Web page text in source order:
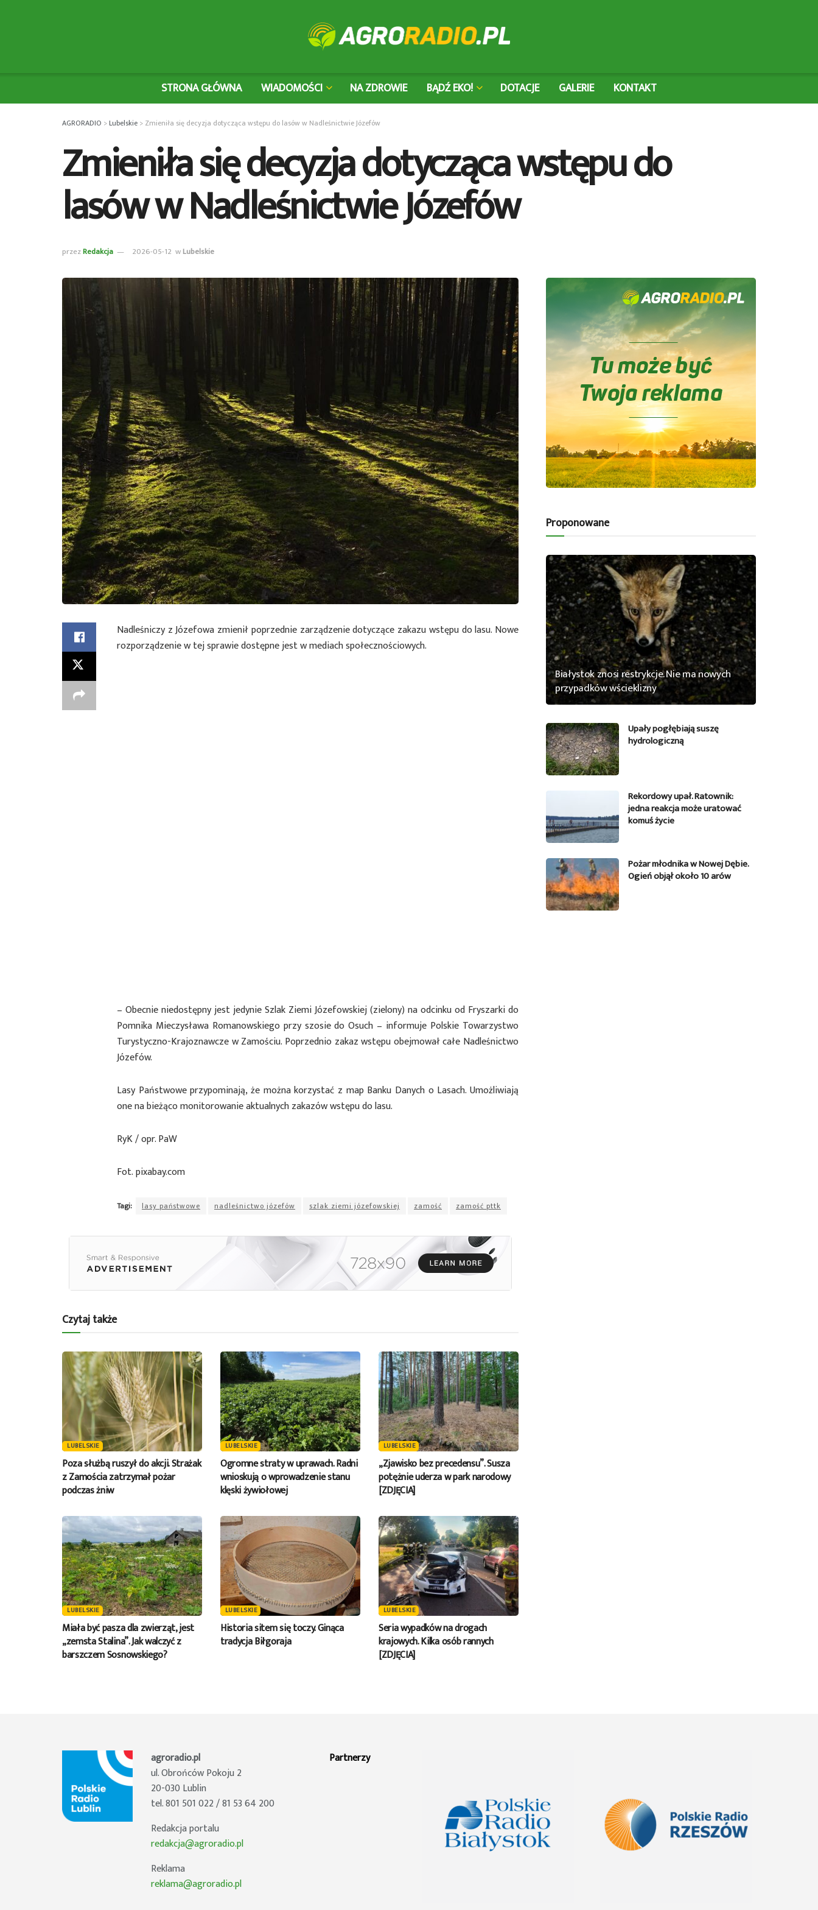
STRONA GŁÓWNA WIADOMOŚCI NA ZDROWIE BĄDŹ EKO! DOTACJE GALERIE KONTAKT
AGRORADIO >Lubelskie > Zmieniła się decyzja dotycząca wstępu do lasów w Nadleśnictwie Józefów
Zmieniła się decyzja dotycząca wstępu do
lasów w Nadleśnictwie Józefów
przezRedakcja 2026-05-12 wLubelskie
Nadleśniczy z Józefowa zmienił poprzednie zarządzenie dotyczące zakazu wstępu do lasu. Nowe
rozporządzenie w tej sprawie dostępne jest w mediach społecznościowych.
– Obecnie niedostępny jest jedynie Szlak Ziemi Józefowskiej (zielony) na odcinku od Fryszarki do
Pomnika Mieczysława Romanowskiego przy szosie do Osuch – informuje Polskie Towarzystwo
Turystyczno-Krajoznawcze w Zamościu. Poprzednio zakaz wstępu obejmował całe Nadleśnictwo
Józefów.
Lasy Państwowe przypominają, że można korzystać z map Banku Danych o Lasach. Umożliwiają
one na bieżąco monitorowanie aktualnych zakazów wstępu do lasu.
RyK / opr. PaW
Fot. pixabay.com
Tagi: lasy państwowe nadleśnictwo józefów szlak ziemi józefowskiej zamość zamość pttk
Czytaj także
LUBELSKIE
Poza służbą ruszył do akcji. Strażak
z Zamościa zatrzymał pożar
podczas żniw
LUBELSKIE
Ogromne straty w uprawach. Radni
wnioskują o wprowadzenie stanu
klęski żywiołowej
LUBELSKIE
„Zjawisko bez precedensu”. Susza
potężnie uderza w park narodowy
[ZDJĘCIA]
LUBELSKIE
Miała być pasza dla zwierząt, jest
„zemsta Stalina”. Jak walczyć z
barszczem Sosnowskiego?
LUBELSKIE
Historia sitem się toczy. Ginąca
tradycja Biłgoraja
LUBELSKIE
Seria wypadków na drogach
krajowych. Kilka osób rannych
[ZDJĘCIA]
Proponowane
Białystok znosi restrykcje. Nie ma nowych
przypadków wścieklizny
Upały pogłębiają suszę
hydrologiczną
Rekordowy upał. Ratownik:
jedna reakcja może uratować
komuś życie
Pożar młodnika w Nowej Dębie.
Ogień objął około 10 arów
agroradio.pl
ul. Obrońców Pokoju 2
20-030 Lublin
tel. 801 501 022 / 81 53 64 200
Redakcja portalu
redakcja@agroradio.pl
Reklama
reklama@agroradio.pl
Partnerzy